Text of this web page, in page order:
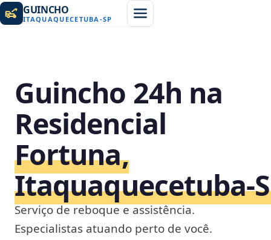
GUINCHO
ITAQUAQUECETUBA -SP
Guincho 24h na
Residencial
Fortuna,
Serviço de reboque e assistência.
Especialistas atuando perto de você.